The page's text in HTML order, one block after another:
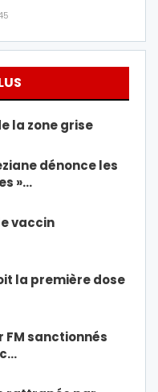
la zone grise
dénonce les
»…
vaccin
la première dose
FM sanctionnés